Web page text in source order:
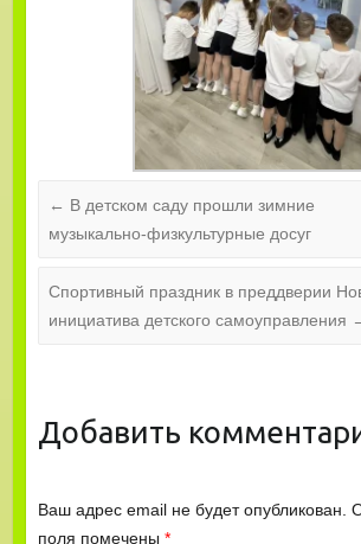
← В детском саду прошли зимние
музыкально‑физкультурные досуг
Спортивный праздник в преддверии
инициатива детского самоуправления
Добавить
Ваш адрес email не будет опубликован.
поля помечены *